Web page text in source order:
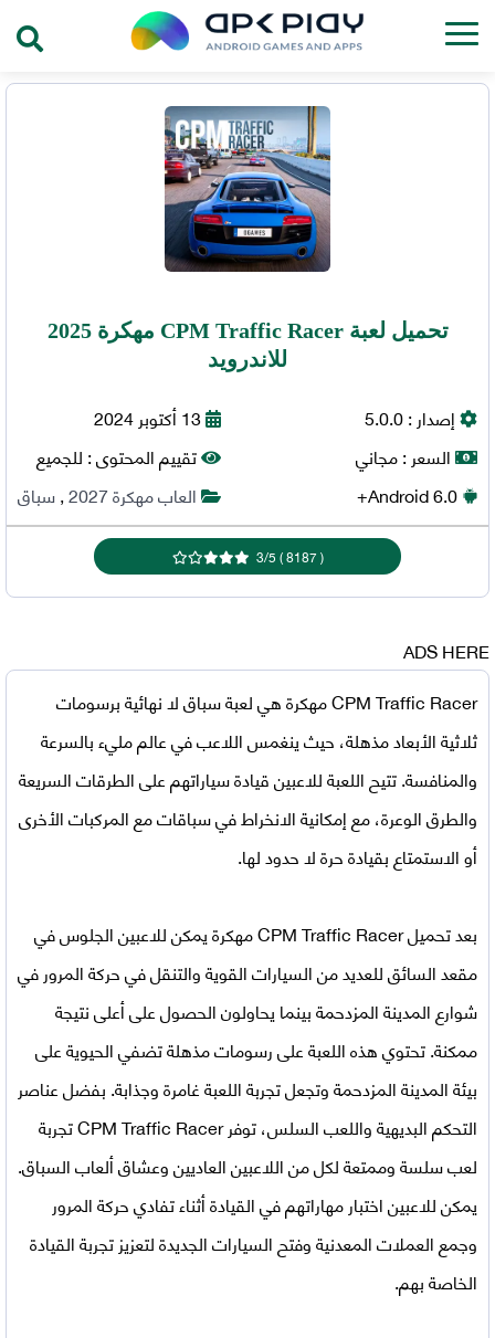
تحميل لعبة CPM Traffic Racer مهكرة 2025
للاندرويد
إصدار :5.0.0
السعر :مجاني
Android6.0+
13 أكتوبر 2024
تقييم المحتوى :للجميع
العاب مهكرة 2027
,سباق
(
8187
)
3/5
ADS HERE
CPM Traffic Racer مهكرة
هي لعبة سباق لا نهائية برسومات
ثلاثية الأبعاد مذهلة، حيث ينغمس اللاعب في عالم مليء بالسرعة
والمنافسة. تتيح اللعبة للاعبين قيادة سياراتهم على الطرقات السريعة
والطرق الوعرة، مع إمكانية الانخراط في سباقات مع المركبات الأخرى
أو الاستمتاع بقيادة حرة لا حدود لها.
بعدتحميلCPM Traffic Racer مهكرة
يمكن للاعبين الجلوس في
مقعد السائق للعديد من السيارات القوية والتنقل في حركة المرور في
شوارع المدينة المزدحمة بينما يحاولون الحصول على أعلى نتيجة
ممكنة. تحتوي هذه اللعبة على رسومات مذهلة تضفي الحيوية على
بيئة المدينة المزدحمة وتجعل تجربة اللعبة غامرة وجذابة. بفضل عناصر
التحكم البديهية واللعب السلس، توفر CPM Traffic Racer تجربة
لعب سلسة وممتعة لكل من اللاعبين العاديين وعشاق ألعاب السباق.
يمكن للاعبين اختبار مهاراتهم في القيادة أثناء تفادي حركة المرور
وجمع العملات المعدنية وفتح السيارات الجديدة لتعزيز تجربة القيادة
الخاصة بهم.